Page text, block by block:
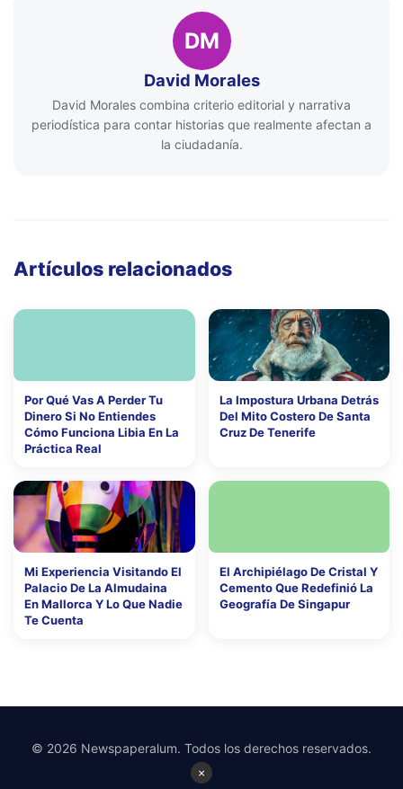
DM
David Morales
David Morales combina criterio editorial y narrativa
periodística para contar historias que realmente afectan a
la ciudadanía.
Artículos relacionados
Por Qué Vas A Perder Tu
Dinero Si No Entiendes
Cómo Funciona Libia En La
Práctica Real
La Impostura Urbana Detrás
Del Mito Costero De Santa
Cruz De Tenerife
Mi Experiencia Visitando El
Palacio De La Almudaina
En Mallorca Y Lo Que Nadie
Te Cuenta
El Archipiélago De Cristal Y
Cemento Que Redefinió La
Geografía De Singapur
×
© 2026 Newspaperalum. Todos los derechos reservados.